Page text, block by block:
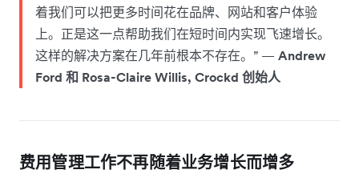
着我们可以把更多时间花在品牌、网站和客户体验
上。正是这一点帮助我们在短时间内实现飞速增长。
这样的解决方案在几年前根本不存在。” — Andrew
Ford 和 Rosa-Claire Willis, Crockd 创始人
费用管理工作不再随着业务增长而增多